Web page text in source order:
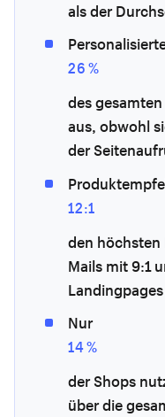
als der
26 %
des
aus, obwohl
der
12:1
den höchsten
Mails mit 9:1
Nur
14 %
der Shops
über die